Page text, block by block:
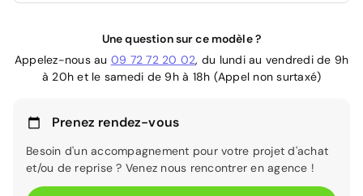
Une question sur ce modèle ?
Appelez-nous au 09 72 72 20 02, du lundi au vendredi de 9h
à 20h et le samedi de 9h à 18h (Appel non surtaxé)
Prenez rendez-vous
Besoin d'un accompagnement pour votre projet d'achat
et/ou de reprise ? Venez nous rencontrer en agence !